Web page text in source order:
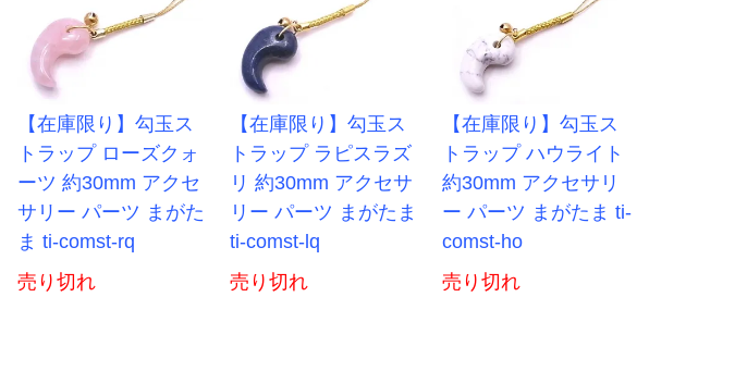
【在庫限り】勾玉ス
トラップ ローズクォ
ーツ 約30mm アクセ
サリー パーツ まがた
ま ti-comst-rq
売り切れ
【在庫限り】勾玉ス
トラップ ラピスラズ
リ 約30mm アクセサ
リー パーツ まがたま
ti-comst-lq
売り切れ
【在庫限り】勾玉ス
トラップ ハウライト
約30mm アクセサリ
ー パーツ まがたま ti-
comst-ho
売り切れ